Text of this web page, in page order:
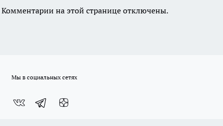
Комментарии на этой странице отключены.
Мы в социальных сетях